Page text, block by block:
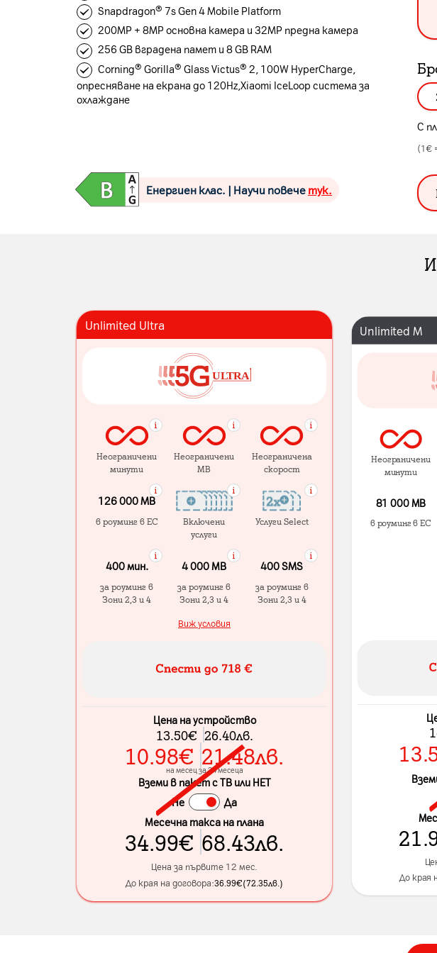
Snapdragon® 7s Gen 4 Mobile Platform
200MP + 8MP основна камера и 32MP предна камера
256 GB вградена памет и 8 GB RAM
Corning® Gorilla® Glass Victus® 2, 100W HyperCharge,
опресняване на екрана до 120Hz,Xiaomi IceLoop система за
охлаждане
Енергиен клас. | Научи повече тук.
С
(1€
Unlimited Ultra
Неограничени
минути
Неограничени
MB
Неограничена
скорост
126 000 MB
в роуминг в ЕС
Включени
услуги
Услуги Select
400 мин.
за роуминг в
Зони 2,3 и 4
4 000 МB
за роуминг в
Зони 2,3 и 4
400 SMS
за роуминг в
Зони 2,3 и 4
Виж условия
Цена на устройство
13.50€ 26.40лв.
10.98€ 21.48лв.
на месец за 24 месеца
Вземи в пакет с ТВ или НЕТ
Не
Да
Месечна такса на плана
34.99€ 68.43лв.
Цена за първите 12 мес.
До края на договора:36.99€(72.35лв. )
Unlimited M
Неограничени
минути
81 000 МВ
в роуминг в ЕС
До края